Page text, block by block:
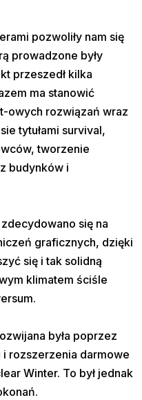
pozwoliły nam się
prowadzone były
przeszedł kilka
ma stanowić
owych rozwiązań wraz
tytułami survival,
tworzenie
budynków i
się na
graficznych, dzięki
się i tak solidną
klimatem ściśle
była poprzez
rozszerzenia darmowe
Winter. To był jednak